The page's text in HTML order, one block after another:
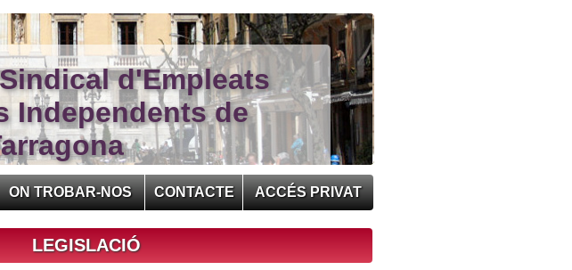
d'Empleats
Independents de
ON TROBAR-NOS CONTACTE ACCÉS PRIVAT
LEGISLACIÓ